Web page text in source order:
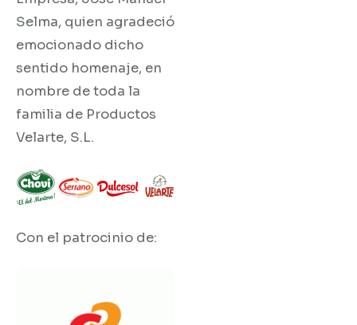
Selma, quien agradeció
emocionado dicho
sentido homenaje, en
nombre de toda la
familia de Productos
Velarte, S.L.
Con el patrocinio de: